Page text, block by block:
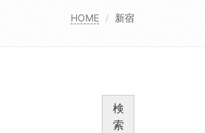
HOME 新宿
検
索